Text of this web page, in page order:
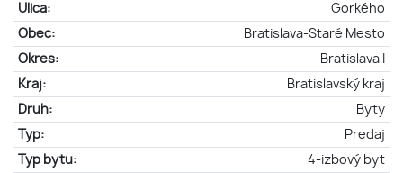
Ulica:
Gorkého
Obec:
Bratislava-Staré Mesto
Okres:
Bratislava I
Kraj:
Bratislavský kraj
Druh:
Byty
Typ:
Predaj
Typ bytu:
4-izbový byt